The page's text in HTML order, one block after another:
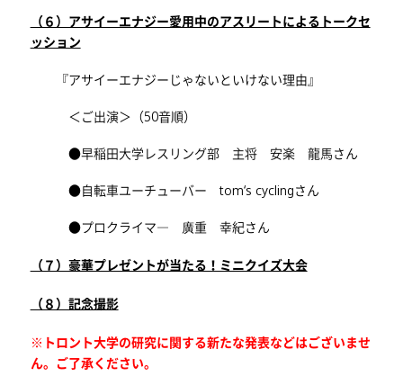
（６）アサイーエナジー愛用中のアスリートによるトークセ
ッション
『アサイーエナジーじゃないといけない理由』
＜ご出演＞（50音順）
●早稲田大学レスリング部 主将 安楽 龍馬さん
●自転車ユーチューバー tom‘s cyclingさん
●プロクライマ― 廣重 幸紀さん
（７）豪華プレゼントが当たる！ミニクイズ大会
（８）記念撮影
※トロント大学の研究に関する新たな発表などはございませ
ん。ご了承ください。